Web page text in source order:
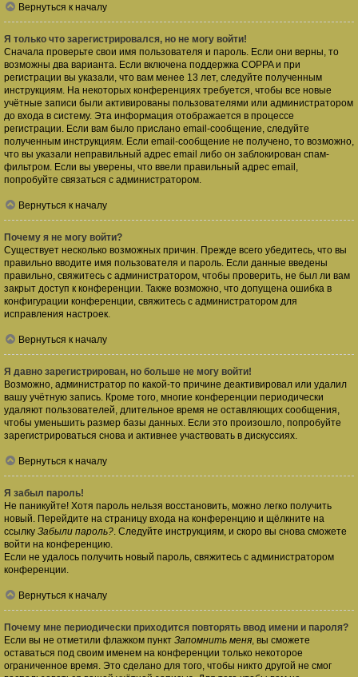
Вернуться к началу
Я только что зарегистрировался, но не могу войти!
Сначала проверьте свои имя пользователя и пароль. Если они верны, то
возможны два варианта. Если включена поддержка COPPA и при
регистрации вы указали, что вам менее 13 лет, следуйте полученным
инструкциям. На некоторых конференциях требуется, чтобы все новые
учётные записи были активированы пользователями или администратором
до входа в систему. Эта информация отображается в процессе
регистрации. Если вам было прислано email-сообщение, следуйте
полученным инструкциям. Если email-сообщение не получено, то возможно,
что вы указали неправильный адрес email либо он заблокирован спам-
фильтром. Если вы уверены, что ввели правильный адрес email,
попробуйте связаться с администратором.
Вернуться к началу
Почему я не могу войти?
Существует несколько возможных причин. Прежде всего убедитесь, что вы
правильно вводите имя пользователя и пароль. Если данные введены
правильно, свяжитесь с администратором, чтобы проверить, не был ли вам
закрыт доступ к конференции. Также возможно, что допущена ошибка в
конфигурации конференции, свяжитесь с администратором для
исправления настроек.
Вернуться к началу
Я давно зарегистрирован, но больше не могу войти!
Возможно, администратор по какой-то причине деактивировал или удалил
вашу учётную запись. Кроме того, многие конференции периодически
удаляют пользователей, длительное время не оставляющих сообщения,
чтобы уменьшить размер базы данных. Если это произошло, попробуйте
зарегистрироваться снова и активнее участвовать в дискуссиях.
Вернуться к началу
Я забыл пароль!
Не паникуйте! Хотя пароль нельзя восстановить, можно легко получить
новый. Перейдите на страницу входа на конференцию и щёлкните на
ссылку Забыли пароль?. Следуйте инструкциям, и скоро вы снова сможете
войти на конференцию.
Если не удалось получить новый пароль, свяжитесь с администратором
конференции.
Вернуться к началу
Почему мне периодически приходится повторять ввод имени и пароля?
Если вы не отметили флажком пункт Запомнить меня, вы сможете
оставаться под своим именем на конференции только некоторое
ограниченное время. Это сделано для того, чтобы никто другой не смог